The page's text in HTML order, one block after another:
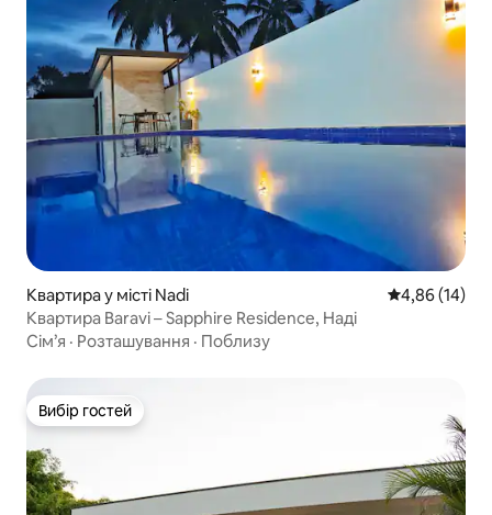
Квартира у місті Nadi Середня
4,86 (14)
Квартира Baravi – Sapphire Residence, Наді
Сім’я · Розташування · Поблизу
Вибір гостей
Вибір гостей